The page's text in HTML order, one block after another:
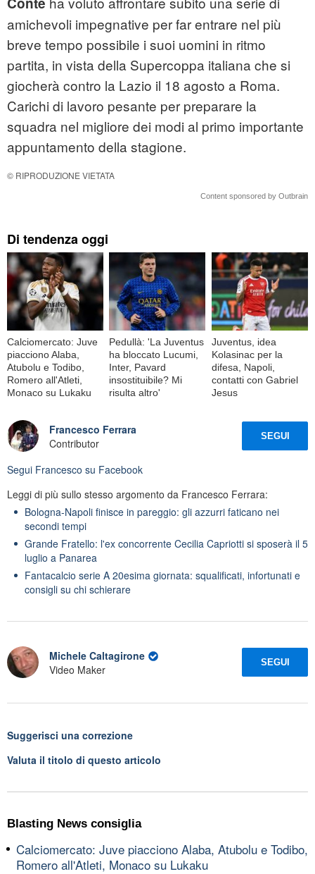
amichevoli impegnative per far entrare nel più
breve tempo possibile i suoi uomini in ritmo
partita, in vista della Supercoppa italiana che si
giocherà contro la Lazio il 18 agosto a Roma.
Carichi di lavoro pesante per preparare la
squadra nel migliore dei modi al primo importante
appuntamento della stagione.
© RIPRODUZIONE VIETATA
Content sponsored by Outbrain
Di tendenza oggi
Calciomercato: Juve
piacciono Alaba,
Atubolu e Todibo,
Romero all'Atleti,
Monaco su Lukaku
Pedullà: 'La Juventus
ha bloccato Lucumi,
Inter, Pavard
insostituibile? Mi
risulta altro'
Juventus, idea
Kolasinac per la
difesa, Napoli,
contatti con Gabriel
Jesus
Francesco Ferrara
Contributor
SEGUI
Segui Francesco su Facebook
Leggi di più sullo stesso argomento da Francesco Ferrara:
Bologna-Napoli finisce in pareggio: gli azzurri faticano nei
secondi tempi
Grande Fratello: l'ex concorrente Cecilia Capriotti si sposerà il 5
luglio a Panarea
Fantacalcio serie A 20esima giornata: squalificati, infortunati e
consigli su chi schierare
Michele Caltagirone
Video Maker
SEGUI
Suggerisci una correzione
Valuta il titolo di questo articolo
Blasting News consiglia
Calciomercato: Juve piacciono Alaba, Atubolu e Todibo,
Romero all'Atleti, Monaco su Lukaku